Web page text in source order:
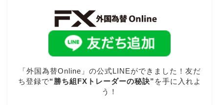
「外国為替Online」の公式LINEができました！友だ
ち登録で“勝ち組FXトレーダーの秘訣” を手に入れよ
う！